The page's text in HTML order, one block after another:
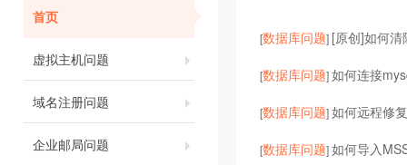
首页
虚拟主机问题
域名注册问题
企业邮局问题
[数据库问题] [原创]如何
[数据库问题]如何连接
[数据库问题]如何远程修
[数据库问题]如何导入